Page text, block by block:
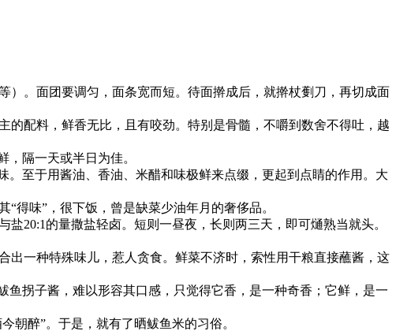
。面团要调匀，面条宽而短。待面擀成后，就擀杖劐刀，再切成面
配料，鲜香无比，且有咬劲。特别是骨髓，不嚼到数舍不得吐，越
隔一天或半日为佳。
至于用酱油、香油、米醋和味极鲜来点缀，更起到点睛的作用。大
得味”，很下饭，曾是缺菜少油年月的奢侈品。
20:1的量撒盐轻卤。短则一昼夜，长则两三天，即可熥熟当就头。
一种特殊味儿，惹人贪食。鲜菜不济时，索性用干粮直接蘸酱，这
拐子酱，难以形容其口感，只觉得它香，是一种奇香；它鲜，是一
朝醉”。于是，就有了晒鲅鱼米的习俗。